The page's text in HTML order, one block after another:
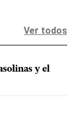
Ver todos
y el